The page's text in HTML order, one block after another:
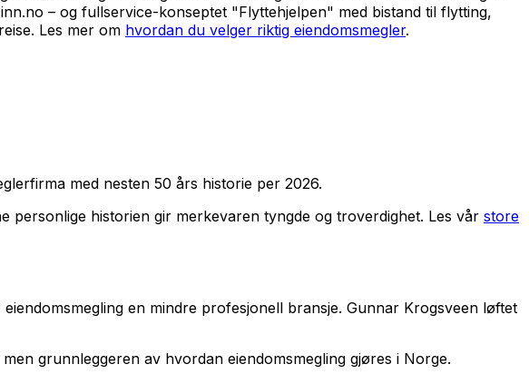
– og fullservice-konseptet "Flyttehjelpen" med bistand til flytting,
Les mer om hvordan du velger riktig eiendomsmegler.
med nesten 50 års historie per 2026.
personlige historien gir merkevaren tyngde og troverdighet. Les vår store
en mindre profesjonell bransje. Gunnar Krogsveen løftet
grunnleggeren av hvordan eiendomsmegling gjøres i Norge.